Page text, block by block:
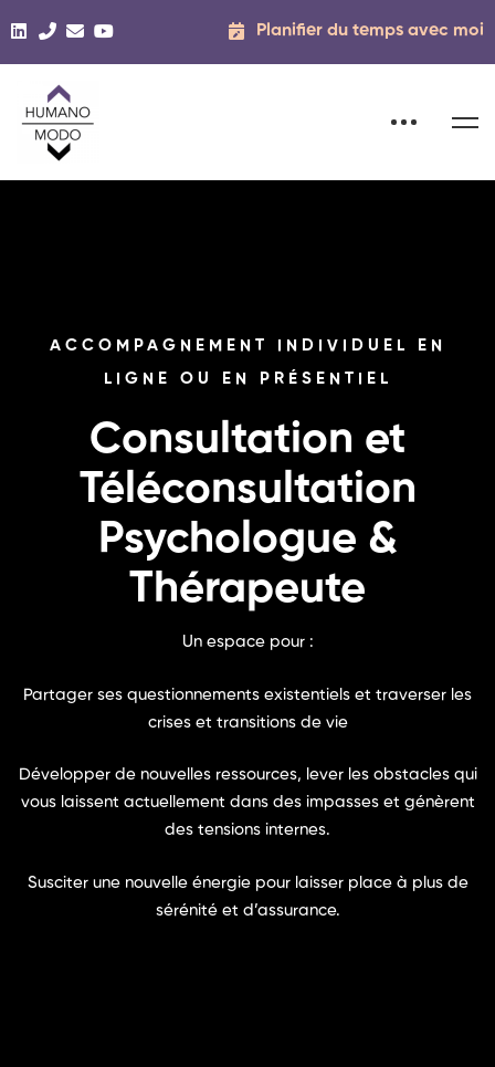
Planifier du temps avec moi
ACCOMPAGNEMENT INDIVIDUEL EN
LIGNE OU EN PRÉSENTIEL
Consultation et
Téléconsultation
Psychologue &
Thérapeute
Un espace pour :
Partager ses questionnements existentiels et traverser les
crises et transitions de vie
Développer de nouvelles ressources, lever les obstacles qui
vous laissent actuellement dans des impasses et génèrent
des tensions internes.
Susciter une nouvelle énergie pour laisser place à plus de
sérénité et d’assurance.